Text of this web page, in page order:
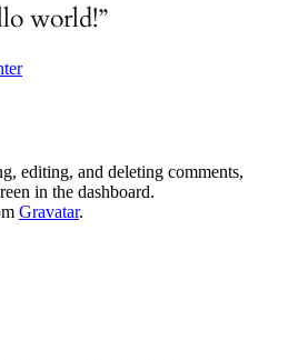
world!”
editing, and deleting comments,
in the dashboard.
Gravatar.